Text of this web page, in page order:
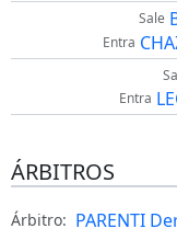
Sale
Entra
Entra
ÁRBITROS
Árbitro: PARENTI